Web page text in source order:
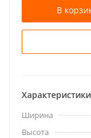
В
Характеристики
Ширина
Высота